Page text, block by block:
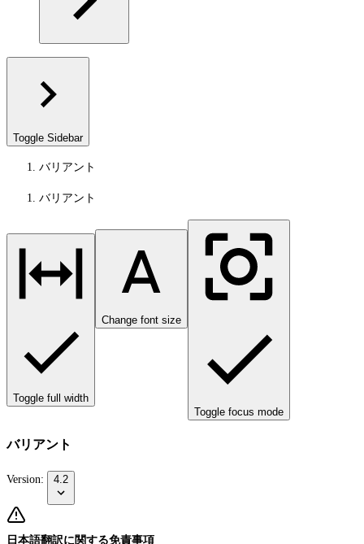
Toggle Sidebar
バリアント
バリアント
Toggle full width
Change font size
Toggle focus mode
バリアント
Version: 4.2
日本語翻訳に関する免責事項